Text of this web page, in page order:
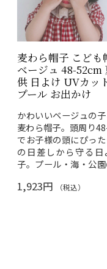
「恐竜おねえさん」生
氏も推奨。
恐竜好きなお子様だ
く、大人の恐竜ファ
もお楽しみいただけま
商品
名
恐竜の孵化
ノサウルス
メー
カー
株式会社シ
サイ
ズ
W80 ×
D80mm
対象
6歳以上
麦わら帽子 こども
ベージュ 48-52cm
供 日よけ UVカッ
プール お出かけ
かわいいベージュの
麦わら帽子。頭周り
でお子様の頭にぴっ
の日差しから守る日
子。プール・海・公園
1,923円 （税込）